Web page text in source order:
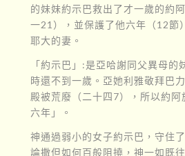
的妹妹約示巴救出了才一歲的約
一21），並保護了他六年（12節
耶大的妻。
「約示巴」:是亞哈謝同父異母的
時還不到一歲。亞她利雅敬拜巴
殿被荒廢（二十四7），所以約阿
六年」。
神通過弱小的女子約示巴，守住
論撒但如何百般阻撓，神一如既